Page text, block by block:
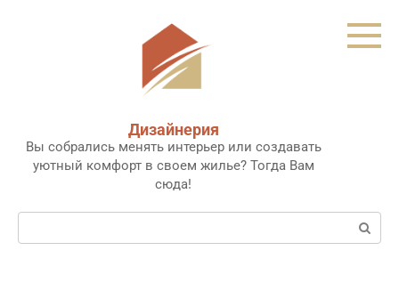
Дизайнерия
Вы собрались менять интерьер или создавать
уютный комфорт в своем жилье? Тогда Вам
сюда!
Поиск: